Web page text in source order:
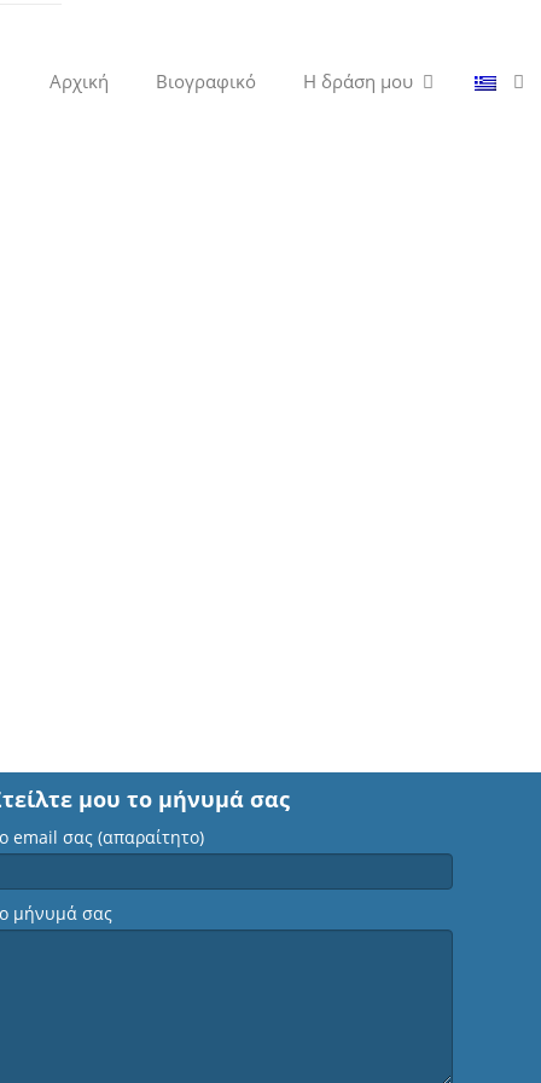
Αρχική Βιογραφικό Η δράση μου
μου το μήνυμά σας
email σας (απαραίτητο)
μήνυμά σας